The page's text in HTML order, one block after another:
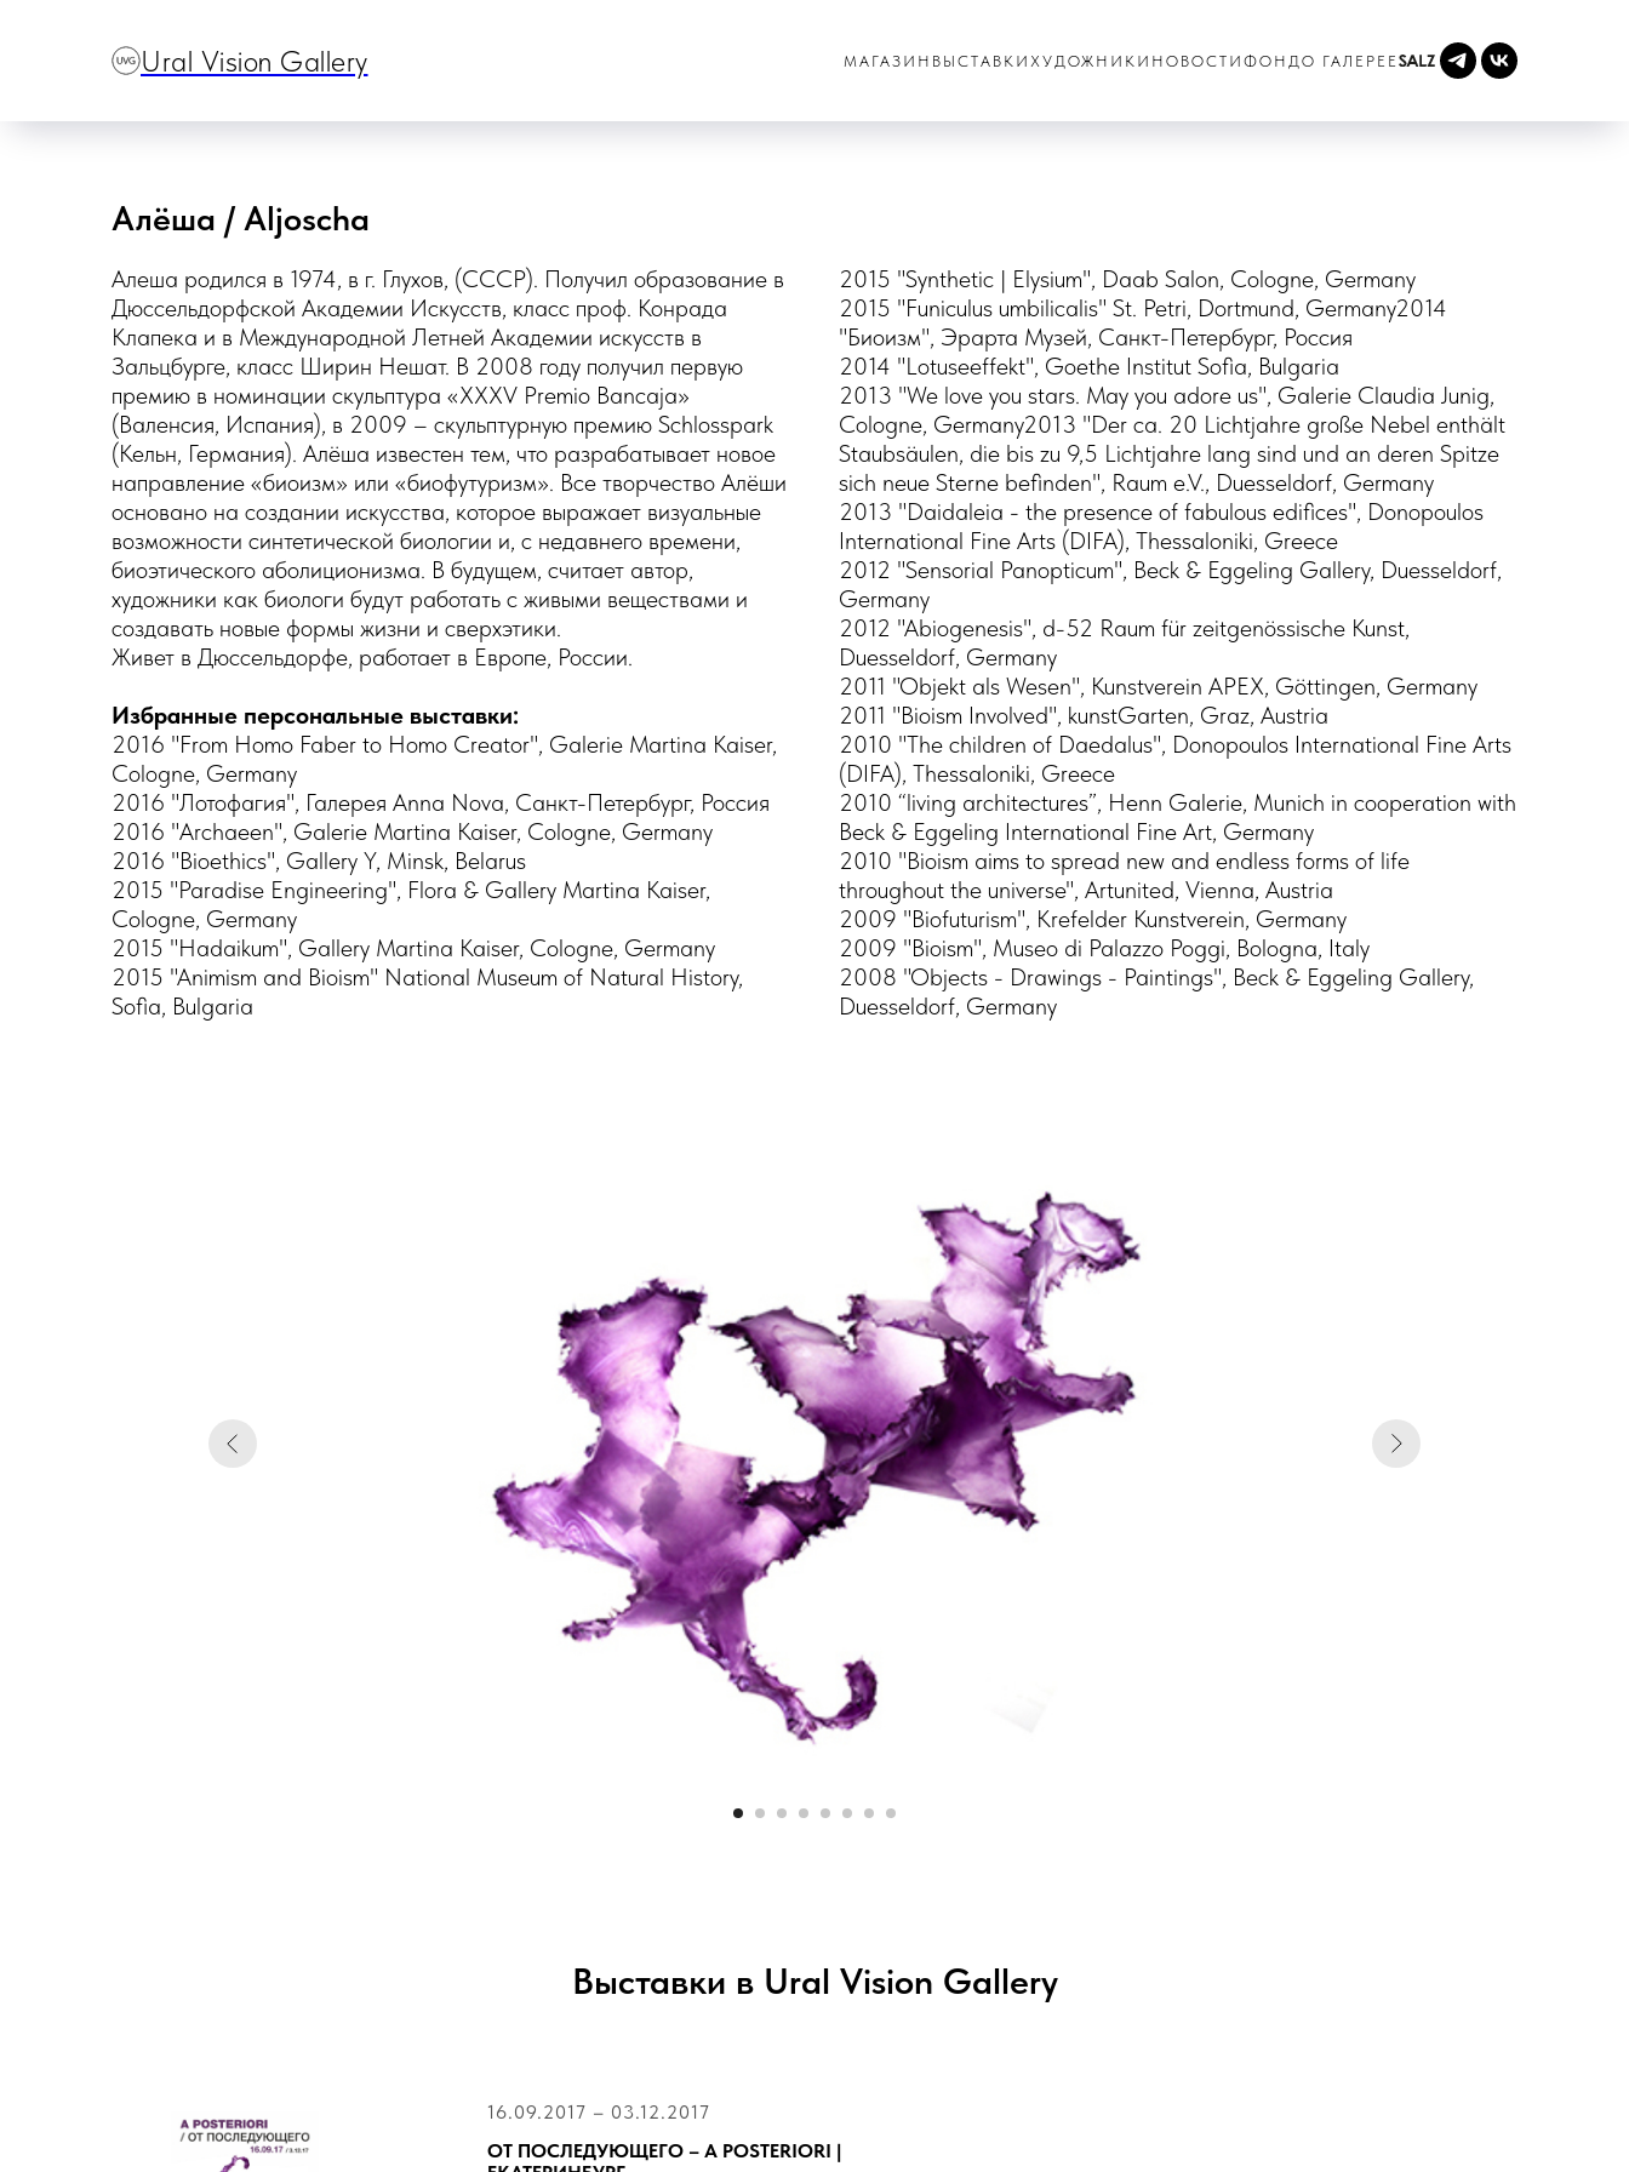
Ural Vision Gallery МАГАЗИН ВЫСТАВКИ ХУДОЖНИКИ НОВОСТИ ФОНД О ГАЛЕРЕЕ
Алёша / Aljoscha
Алеша родился в 1974, в г. Глухов, (СССР). Получил образование в
Дюссельдорфской Академии Искусств, класс проф. Конрада
Клапека и в Международной Летней Академии искусств в
Зальцбурге, класс Ширин Нешат. В 2008 году получил первую
премию в номинации скульптура «XXXV Premio Bancaja»
(Валенсия, Испания), в 2009 – скульптурную премию Schlosspark
(Кельн, Германия). Алёша известен тем, что разрабатывает новое
направление «биоизм» или «биофутуризм». Все творчество Алёши
основано на создании искусства, которое выражает визуальные
возможности синтетической биологии и, с недавнего времени,
биоэтического аболиционизма. В будущем, считает автор,
художники как биологи будут работать с живыми веществами и
создавать новые формы жизни и сверхэтики.
Живет в Дюссельдорфе, работает в Европе, России.
Избранные персональные выставки:
2016 "From Homo Faber to Homo Creator", Galerie Martina Kaiser,
Cologne, Germany
2016 "Лотофагия", Галерея Anna Nova, Санкт-Петербург, Россия
2016 "Archaeen", Galerie Martina Kaiser, Cologne, Germany
2016 "Bioethics", Gallery Y, Minsk, Belarus
2015 "Paradise Engineering", Flora & Gallery Martina Kaiser,
Cologne, Germany
2015 "Hadaikum", Gallery Martina Kaiser, Cologne, Germany
2015 "Animism and Bioism" National Museum of Natural History,
Sofia, Bulgaria
2015 "Synthetic | Elysium", Daab Salon, Cologne, Germany
2015 "Funiculus umbilicalis" St. Petri, Dortmund, Germany2014
"Биоизм", Эрарта Музей, Санкт-Петербург, Россия
2014 "Lotuseeffekt", Goethe Institut Sofia, Bulgaria
2013 "We love you stars. May you adore us", Galerie Claudia Junig,
Cologne, Germany2013 "Der ca. 20 Lichtjahre große Nebel enthält
Staubsäulen, die bis zu 9,5 Lichtjahre lang sind und an deren Spitze
sich neue Sterne befinden", Raum e.V., Duesseldorf, Germany
2013 "Daidaleia - the presence of fabulous edifices", Donopoulos
International Fine Arts (DIFA), Thessaloniki, Greece
2012 "Sensorial Panopticum", Beck & Eggeling Gallery, Duesseldorf,
Germany
2012 "Abiogenesis", d-52 Raum für zeitgenössische Kunst,
Duesseldorf, Germany
2011 "Objekt als Wesen", Kunstverein APEX, Göttingen, Germany
2011 "Bioism Involved", kunstGarten, Graz, Austria
2010 "The children of Daedalus", Donopoulos International Fine Arts
(DIFA), Thessaloniki, Greece
2010 “living architectures”, Henn Galerie, Munich in cooperation with
Beck & Eggeling International Fine Art, Germany
2010 "Bioism aims to spread new and endless forms of life
throughout the universe", Artunited, Vienna, Austria
2009 "Biofuturism", Krefelder Kunstverein, Germany
2009 "Bioism", Museo di Palazzo Poggi, Bologna, Italy
2008 "Objects - Drawings - Paintings", Beck & Eggeling Gallery,
Duesseldorf, Germany
Выставки в Ural Vision Gallery
16.09.2017 – 03.12.2017
ОТ ПОСЛЕДУЮЩЕГО – A POSTERIORI |